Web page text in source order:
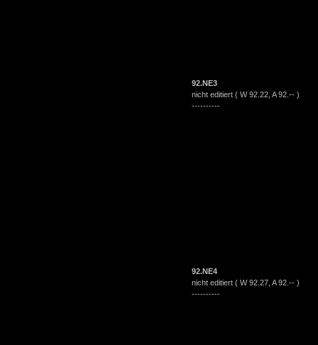
92.NE3
nicht editiert ( W 92.22, A 92.-- )
----------
92.NE4
nicht editiert ( W 92.27, A 92.-- )
----------